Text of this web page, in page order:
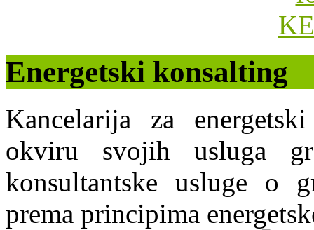
Energetski konsalting
Kancelarija za
okviru svojih usluga
konsultantske usluge o
prema principima